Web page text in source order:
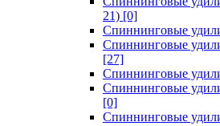
21) [0]
Спиннинговые
Спиннинговые
[27]
Спиннинговые
Спиннинговые
[0]
Спиннинговые